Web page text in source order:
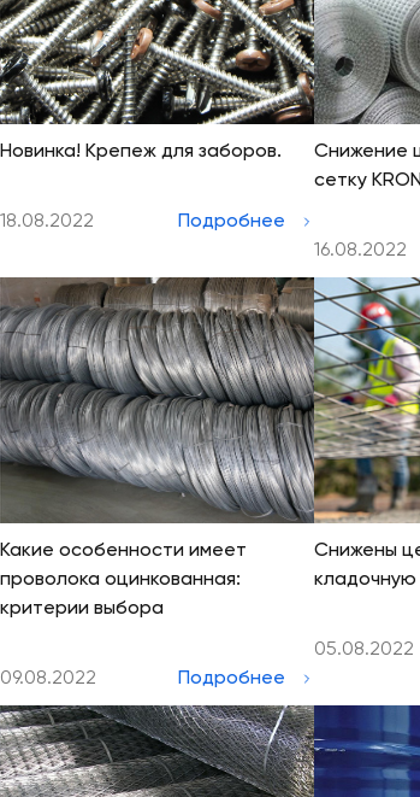
Новинка! Крепеж для заборов.
18.08.2022 Подробнее
Снижение
сетку
16.08.2022
Какие особенности имеет
проволока оцинкованная:
критерии выбора
09.08.2022 Подробнее
Снижены
кладочную
05.08.2022